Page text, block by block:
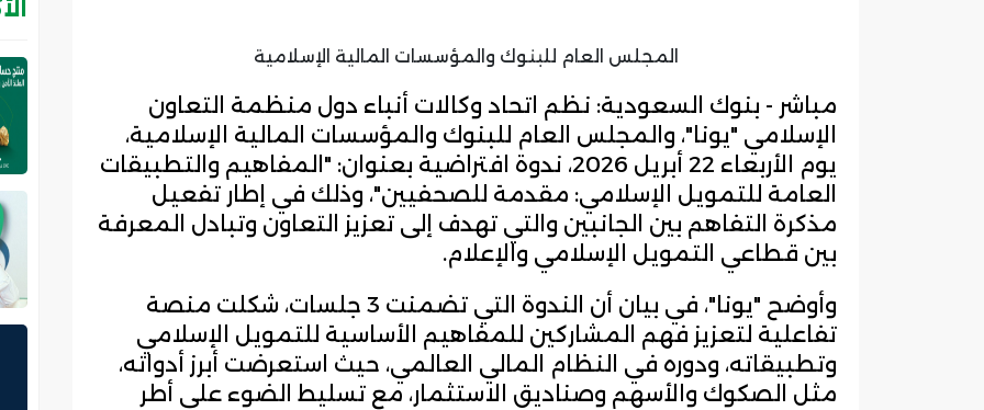
المجلس العام للبنوك والمؤسسات المالية الإسلامية
مباشر - بنوك السعودية: نظم اتحاد وكالات أنباء دول منظمة التعاون
الإسلامي "يونا"، والمجلس العام للبنوك والمؤسسات المالية الإسلامية،
يوم الأربعاء 22 أبريل 2026، ندوة افتراضية بعنوان: "المفاهيم والتطبيقات
العامة للتمويل الإسلامي: مقدمة للصحفيين"، وذلك في إطار تفعيل
مذكرة التفاهم بين الجانبين والتي تهدف إلى تعزيز التعاون وتبادل المعرفة
بين قطاعي التمويل الإسلامي والإعلام.
وأوضح "يونا"، في بيان أن الندوة التي تضمنت 3 جلسات، شكلت منصة
تفاعلية لتعزيز فهم المشاركين للمفاهيم الأساسية للتمويل الإسلامي
وتطبيقاته، ودوره في النظام المالي العالمي، حيث استعرضت أبرز أدواته،
مثل الصكوك والأسهم وصناديق الاستثمار، مع تسليط الضوء على أطر